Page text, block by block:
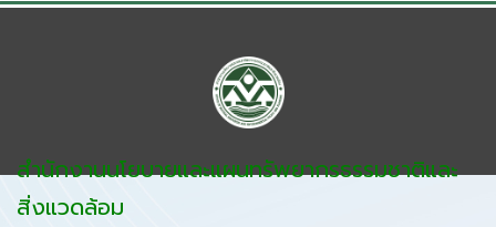
สำนักงานนโยบายและแผนทรัพยากรธรรมชาติและ
สิ่งแวดล้อม